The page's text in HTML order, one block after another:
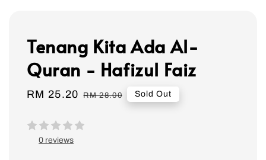
Tenang Kita Ada Al-
Quran - Hafizul Faiz
Sale
RM 25.20 Regular
RM 28.00 Sold Out
0 reviews